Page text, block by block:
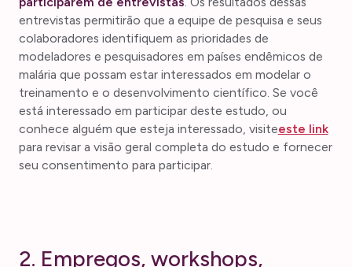
entrevistas permitirão que a equipe de pesquisa e seus
colaboradores identifiquem as prioridades de
modeladores e pesquisadores em países endêmicos de
malária que possam estar interessados em modelar o
treinamento e o desenvolvimento científico. Se você
está interessado em participar deste estudo, ou
conhece alguém que esteja interessado, visiteeste link
para revisar a visão geral completa do estudo e fornecer
seu consentimento para participar.
2. Empregos, workshops,